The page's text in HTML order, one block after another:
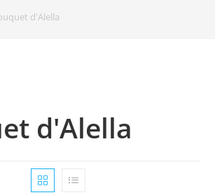
d'Alella
d'Alella